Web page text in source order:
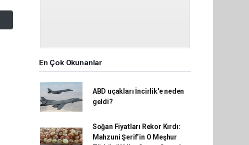
En Çok Okunanlar
ABD uçakları İncirlik'e neden
geldi?
Soğan Fiyatları Rekor Kırdı:
Mahzuni Şerif’in O Meşhur